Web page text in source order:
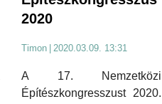
2020
Timon 2020.03.09. 13:31
A 17. Nemzetközi
Építészkongresszust 2020.